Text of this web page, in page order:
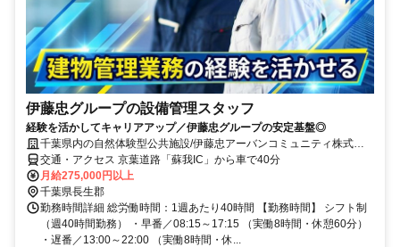
伊藤忠グループの設備管理スタッフ
経験を活かしてキャリアアップ／伊藤忠グループの安定基盤◎
千葉県内の自然体験型公共施設/伊藤忠アーバンコミュニティ株式会
社
交通・アクセス 京葉道路「蘇我IC」から車で40分
月給275,000円以上
千葉県長生郡
勤務時間詳細 総労働時間：1週あたり40時間 【勤務時間】 シフト制
（週40時間勤務） ・早番／08:15～17:15 （実働8時間・休憩60分）
・遅番／13:00～22:00 （実働8時間・休...